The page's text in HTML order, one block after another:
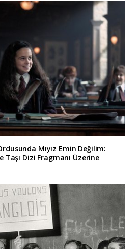
Mıyız Emin Değilim:
Taşı Dizi Fragmanı Üzerine